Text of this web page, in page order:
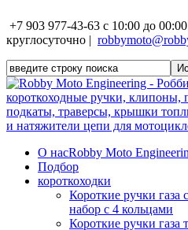
+7 903 977-43-63 с 10:00 до
круглосуточно |
О насRobby Moto
Подбор
короткоходки
Короткие ручки газа
набор с 4 кольцами
Короткие ручки газа